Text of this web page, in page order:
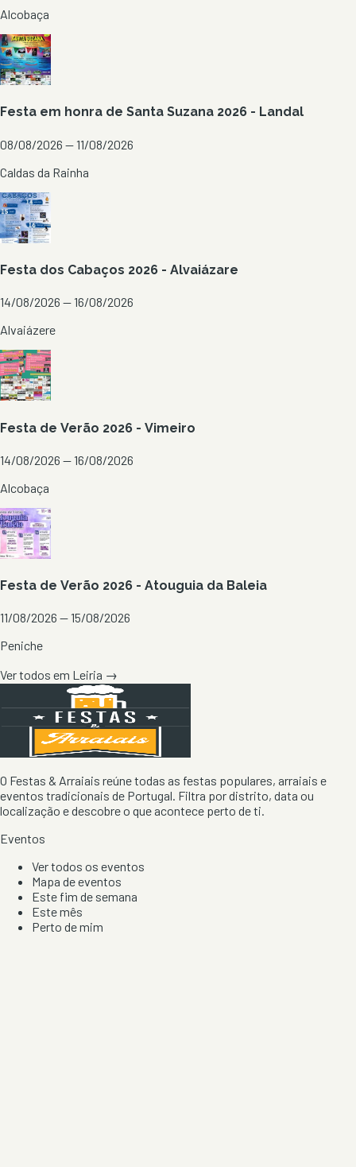
Alcobaça
Festa em honra de Santa Suzana 2026 - Landal
08/08/2026 — 11/08/2026
Caldas da Rainha
Festa dos Cabaços 2026 - Alvaiázare
14/08/2026 — 16/08/2026
Alvaiázere
Festa de Verão 2026 - Vimeiro
14/08/2026 — 16/08/2026
Alcobaça
Festa de Verão 2026 - Atouguia da Baleia
11/08/2026 — 15/08/2026
Peniche
Ver todos em Leiria →
O Festas & Arraiais reúne todas as festas populares, arraiais e
eventos tradicionais de Portugal. Filtra por distrito, data ou
localização e descobre o que acontece perto de ti.
Eventos
Ver todos os eventos
Mapa de eventos
Este fim de semana
Este mês
Perto de mim